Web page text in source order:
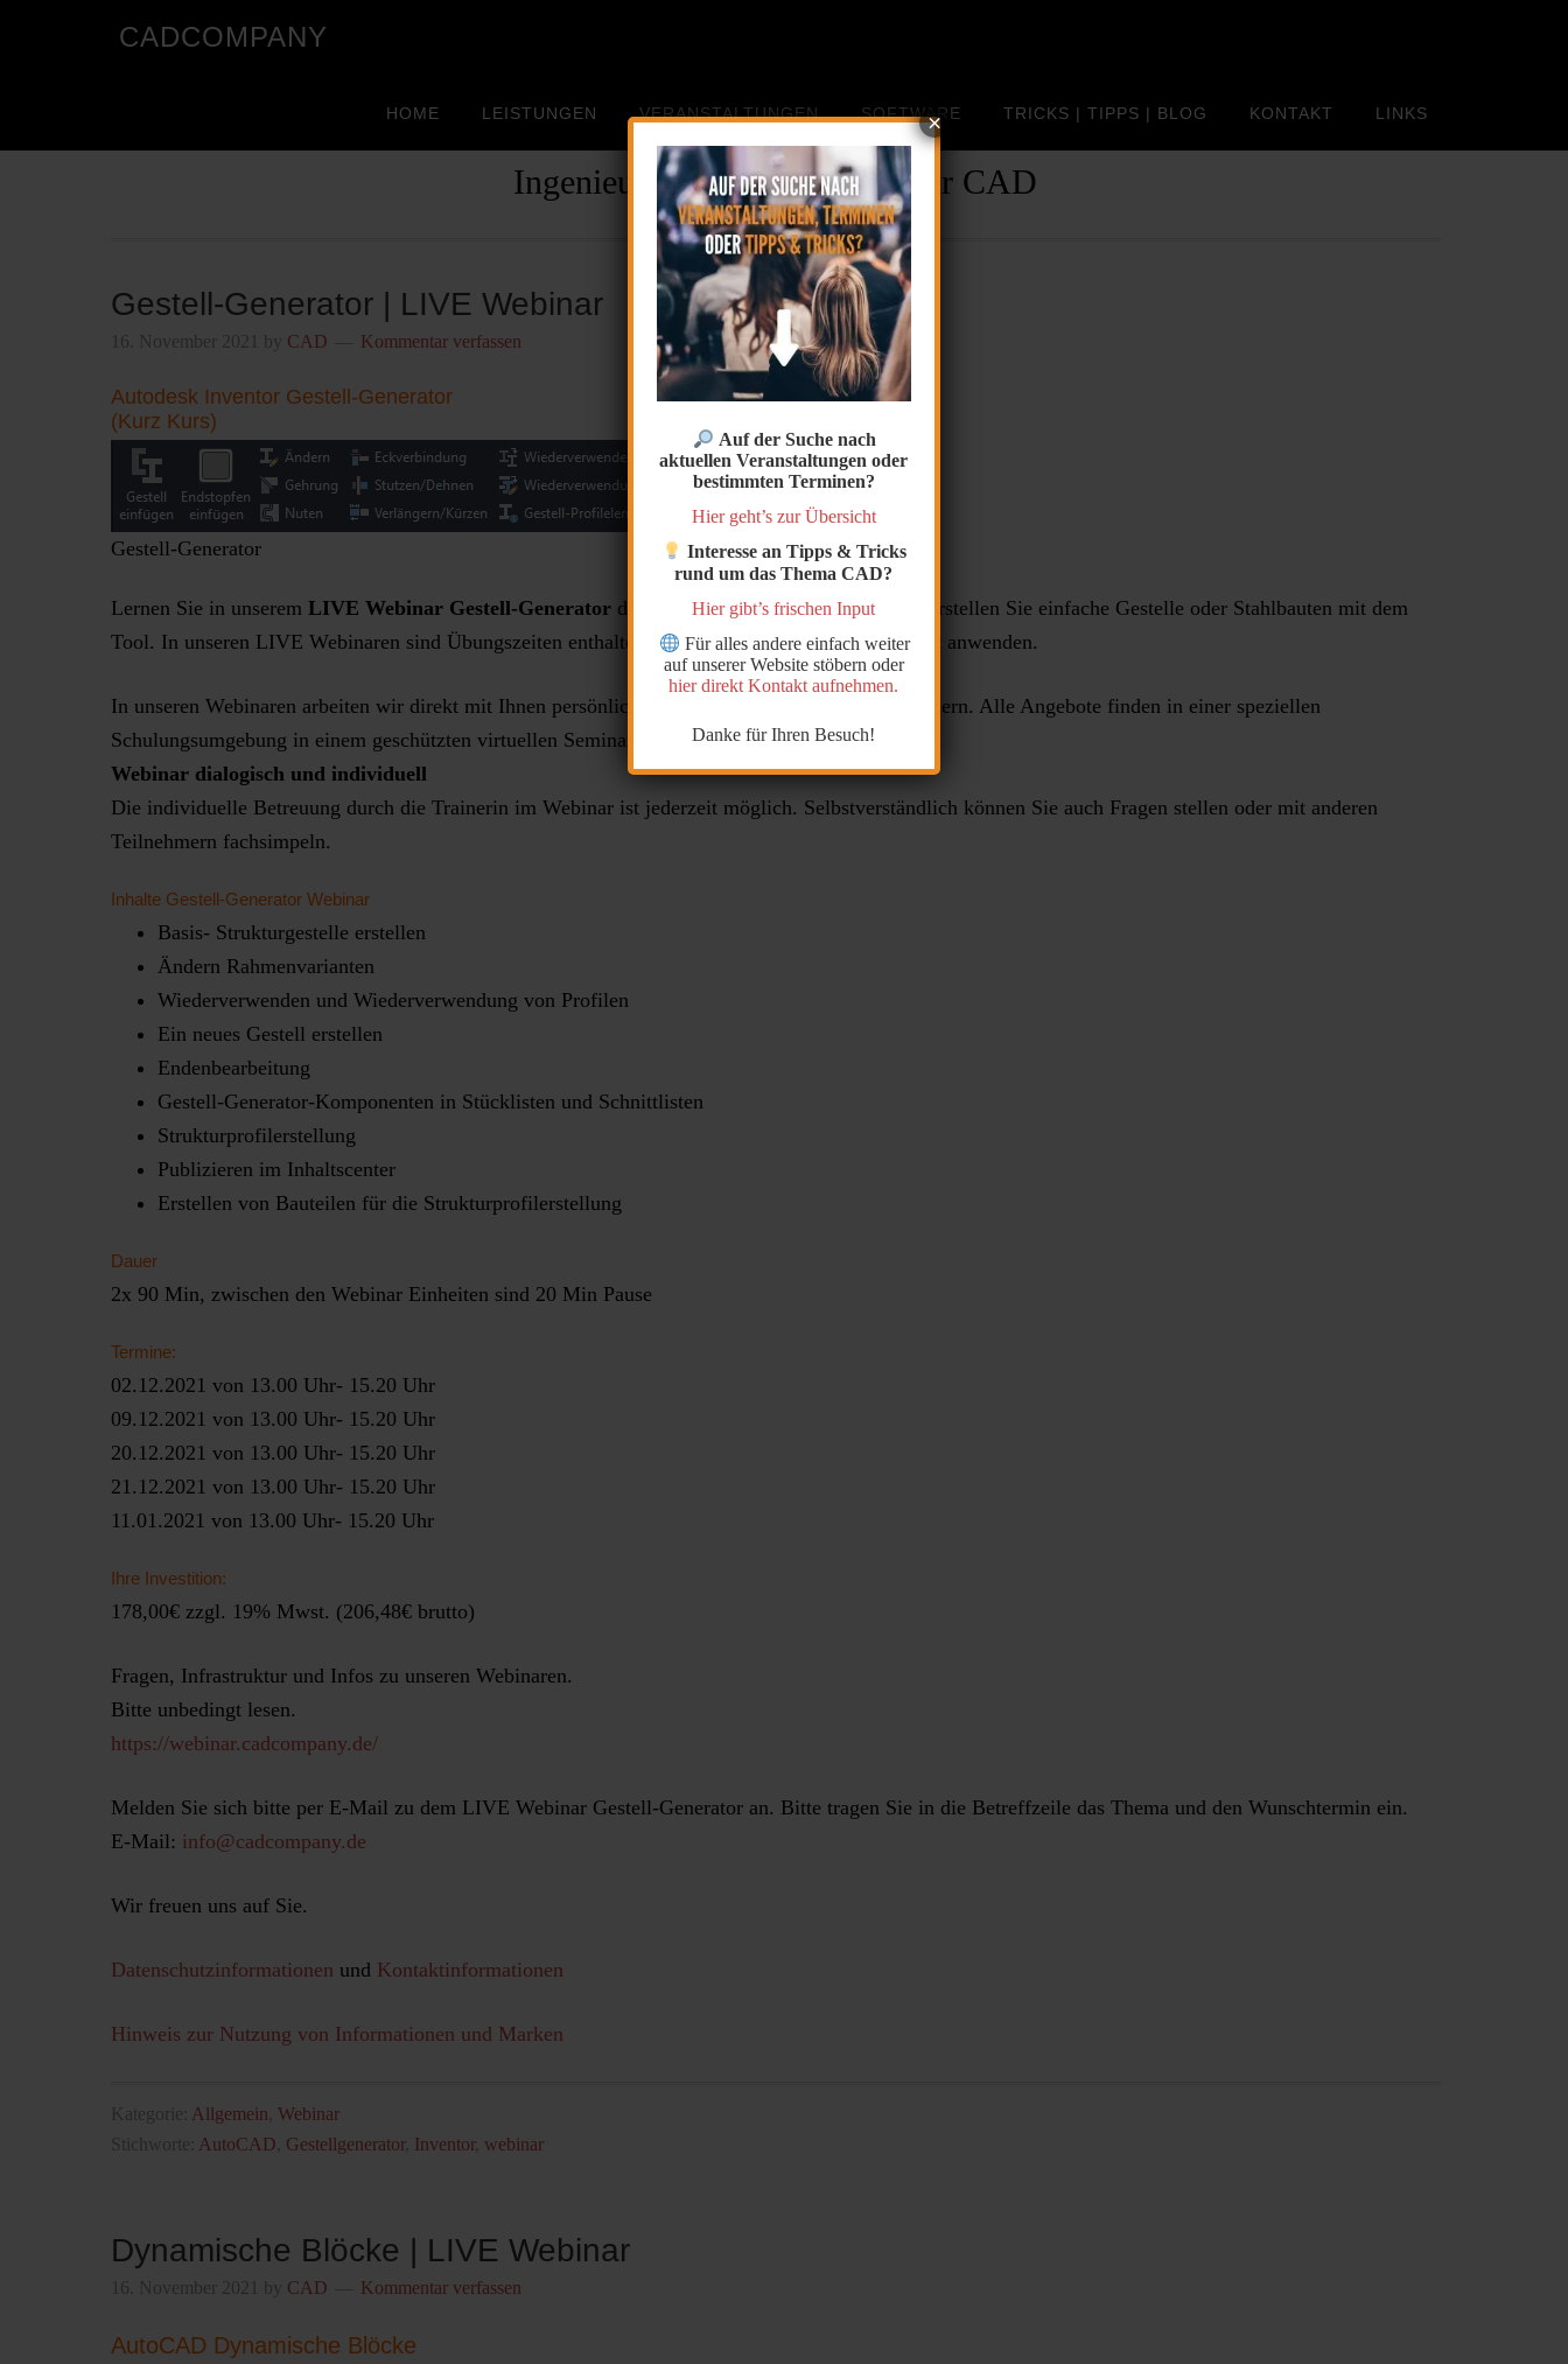
CADCOMPANY
HOME LEISTUNGEN VERANSTALTUNGEN SOFTWARE TRICKS | TIPPS | BLOG KONTAKT LINKS
Ingenieur- und Zeichenbüro für CAD
Gestell-Generator | LIVE Webinar
16. November 2021 by CAD Kommentar verfassen
Autodesk Inventor Gestell-Generator
(Kurz Kurs)
Gestell-Generator
Lernen Sie in unserem LIVE Webinar Gestell-Generatordie wichtigsten Funktionen kennen. Erstellen Sie einfache Gestelle oder Stahlbauten mit dem
Tool. In unseren LIVE Webinaren sind Übungszeiten enthalten. So können Sie das Erlernte sofort anwenden.
In unseren Webinaren arbeiten wir direkt mit Ihnen persönlich oder in Gruppen bis zu 6 Teilnehmern. Alle Angebote finden in einer speziellen
Schulungsumgebung in einem geschützten virtuellen Seminarraum statt.
Webinar dialogisch und individuell
Die individuelle Betreuung durch die Trainerin im Webinar ist jederzeit möglich. Selbstverständlich können Sie auch Fragen stellen oder mit anderen
Teilnehmern fachsimpeln.
Inhalte Gestell-Generator Webinar
Basis- Strukturgestelle erstellen
Ändern Rahmenvarianten
Wiederverwenden und Wiederverwendung von Profilen
Ein neues Gestell erstellen
Endenbearbeitung
Gestell-Generator-Komponenten in Stücklisten und Schnittlisten
Strukturprofilerstellung
Publizieren im Inhaltscenter
Erstellen von Bauteilen für die Strukturprofilerstellung
Dauer
2x 90 Min, zwischen den Webinar Einheiten sind 20 Min Pause
Termine:
02.12.2021 von 13.00 Uhr- 15.20 Uhr
09.12.2021 von 13.00 Uhr- 15.20 Uhr
20.12.2021 von 13.00 Uhr- 15.20 Uhr
21.12.2021 von 13.00 Uhr- 15.20 Uhr
11.01.2021 von 13.00 Uhr- 15.20 Uhr
Ihre Investition:
178,00€ zzgl. 19% Mwst. (206,48€ brutto)
Fragen, Infrastruktur und Infos zu unseren Webinaren.
Bitte unbedingt lesen.
https://webinar.cadcompany.de/
Melden Sie sich bitte per E-Mail zu dem LIVE Webinar Gestell-Generator an. Bitte tragen Sie in die Betreffzeile das Thema und den Wunschtermin ein.
E-Mail: info@cadcompany.de
Wir freuen uns auf Sie.
Datenschutzinformationen und Kontaktinformationen
Hinweis zur Nutzung von Informationen und Marken
Kategorie: Allgemein Webinar
Stichworte: AutoCAD Gestellgenerator, Inventor, webinar
Dynamische Blöcke | LIVE Webinar
16. November 2021 by CAD Kommentar verfassen
AutoCAD Dynamische Blöcke
Auf der Suche nach
aktuellen Veranstaltungen oder
bestimmten Terminen?
Hier geht’s zur Übersicht
Interesse an Tipps & Tricks
rund um das Thema CAD?
Hier gibt’s frischen Input
Für alles andere einfach weiter
auf unserer Website stöbern oder
hier direkt Kontakt aufnehmen.
Danke für Ihren Besuch!
×